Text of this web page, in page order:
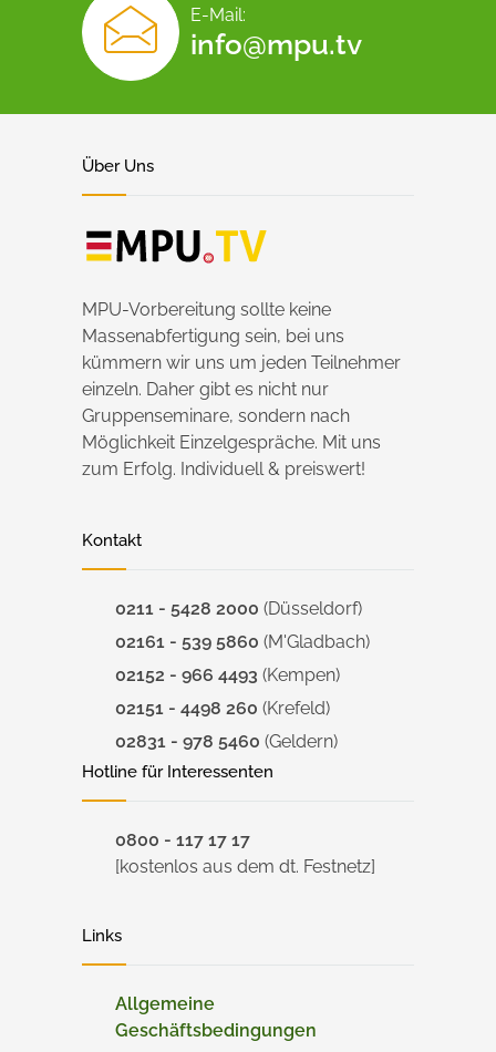
E-Mail:
info@mpu.tv
Über Uns
MPU-Vorbereitung sollte keine
Massenabfertigung sein, bei uns
kümmern wir uns um jeden Teilnehmer
einzeln. Daher gibt es nicht nur
Gruppenseminare, sondern nach
Möglichkeit Einzelgespräche. Mit uns
zum Erfolg. Individuell & preiswert!
Kontakt
0211 - 5428 2000 (Düsseldorf)
02161 - 539 5860 (M'Gladbach)
02152 - 966 4493 (Kempen)
02151 - 4498 260 (Krefeld)
02831 - 978 5460 (Geldern)
Hotline für Interessenten
0800 - 117 17 17
[kostenlos aus dem dt. Festnetz]
Links
Allgemeine
Geschäftsbedingungen